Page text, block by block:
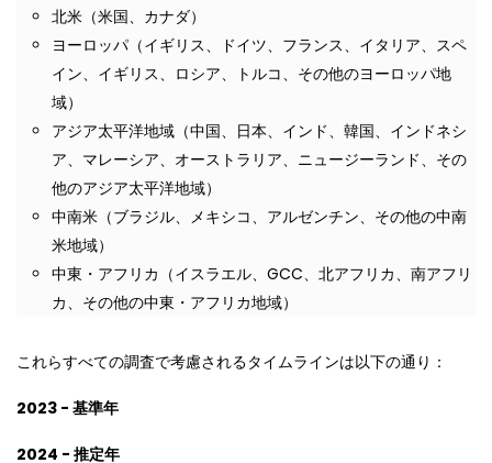
北米（米国、カナダ）
ヨーロッパ（イギリス、ドイツ、フランス、イタリア、スペ
イン、イギリス、ロシア、トルコ、その他のヨーロッパ地
域）
アジア太平洋地域（中国、日本、インド、韓国、インドネシ
ア、マレーシア、オーストラリア、ニュージーランド、その
他のアジア太平洋地域）
中南米（ブラジル、メキシコ、アルゼンチン、その他の中南
米地域）
中東・アフリカ（イスラエル、GCC、北アフリカ、南アフリ
カ、その他の中東・アフリカ地域）
これらすべての調査で考慮されるタイムラインは以下の通り：
2023 - 基準年
2024 - 推定年